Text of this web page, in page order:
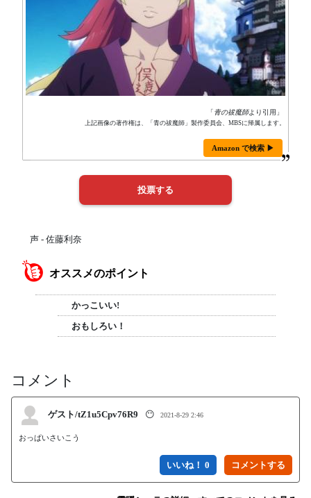
「青の祓魔師より引用」
上記画像の著作権は、「青の祓魔師」製作委員会、MBSに帰属します。
Amazon で検索 ▶
声 - 佐藤利奈
オススメのポイント
かっこいい!
おもしろい！
コメント
ゲスト/tZ1u5Cpv76R9 😶 2021-8-29 2:46
おっぱいさいこう
いいね！ 0